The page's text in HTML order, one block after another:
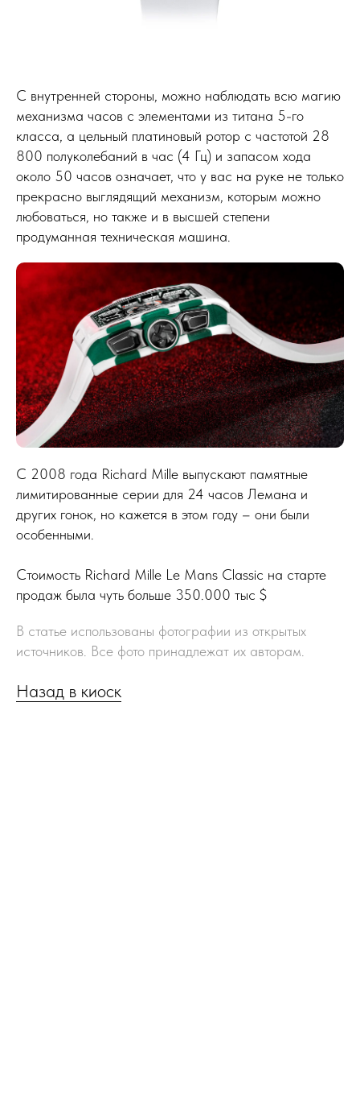
С внутренней стороны, можно наблюдать всю магию
механизма часов с элементами из титана 5-го
класса, а цельный платиновый ротор с частотой 28
800 полуколебаний в час (4 Гц) и запасом хода
около 50 часов означает, что у вас на руке не только
прекрасно выглядящий механизм, которым можно
любоваться, но также и в высшей степени
продуманная техническая машина.
С 2008 года Richard Mille выпускают памятные
лимитированные серии для 24 часов Лемана и
других гонок, но кажется в этом году – они были
особенными.
Стоимость Richard Mille Le Mans Classic на старте
продаж была чуть больше 350.000 тыс $
В статье использованы фотографии из открытых
источников. Все фото принадлежат их авторам.
Назад в киоск